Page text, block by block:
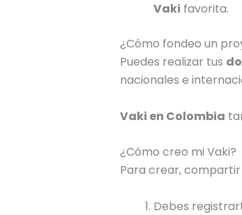
Vaki favorita.
¿Cómo fondeo un
Puedes realizar tus
nacionales e
Vaki en Colombia
¿Cómo creo mi Vaki?
Para crear,
Debes